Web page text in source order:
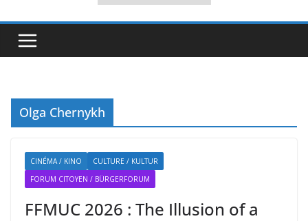
Olga Chernykh
CINÉMA / KINO
CULTURE / KULTUR
FORUM CITOYEN / BÜRGERFORUM
FFMUC 2026 : The Illusion of a